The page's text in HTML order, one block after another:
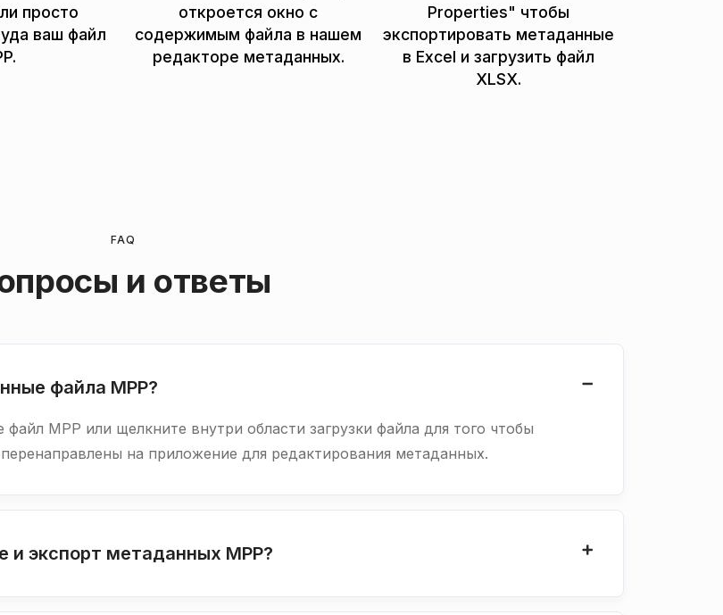
просто
ваш файл
откроется окно c
содержимым файла в нашем
редакторе метаданных.
Properties" чтобы
экспортировать метаданные
в Excel и загрузить файл
XLSX.
FAQ
и ответы
файла MPP?
MPP или щелкните внутри области загрузки файла для того чтобы
на приложение для редактирования метаданных.
и экспорт метаданных MPP?